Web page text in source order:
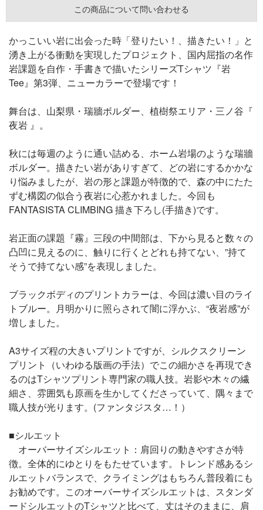
この商品について問い合わせる
かっこいい岩に出会った時「登りたい！、描きたい！」と
湧き上がる衝動を実現したプロジェクト、国内屈指の名作
岩課題を自作・手書きで描いたシリーズTシャツ『岩
Tee』第3弾、ニューカラーで登場です！
舞台は、山梨県・瑞牆ボルダー、植樹祭エリア・三ノ谷『
夜岩 』。
秋には毎週のように通い詰める、ホーム岩場のような瑞牆
ボルダー。描きたい岩がありすぎて、どの岩にするかかな
り悩みましたが、岩の形と課題が特徴的で、森の中にたた
ずむ構図の似合う夜岩に心惹かれました。今回も
FANTASISTA CLIMBING 描き下ろし(手描き)です。
岩正面の課題『霧』三段の中間部は、下から見ると数々の
凸凹に見えるのに、触りに行くとどれも持てない、”持て
そうで持てない感”を表現しました。
ブラックボディのプリントカラーは、今回は濃い目のライ
トブルー。月明かりに照らされて闇に浮かぶ、“夜岩感”が
増しました。
A3サイズ程の大きいプリントですが、シルクスクリーン
プリント（いわゆる版画の手法）でこの細かさを再現でき
るのはTシャツプリント専門家の職人技。岩影や木々の繊
細さ、雰囲気も原画を生かしてくださっていて、隅々まで
職人技が光ります。(ファンタジスタ…！）
■シルエット
オーバーサイズシルエット：肩回りの動きやすさが特
徴。全体的にゆとりをもたせています。トレンド感あるシ
ルエットバランスで、クライミングはもちろん普段着にも
お勧めです。このオーバーサイズシルエットは、スタンダ
ードシルエットのTシャツと比べて、丈はそのままに、肩